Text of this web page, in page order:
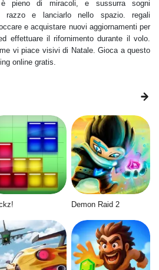
pieno di miracoli, e sussurra sogni
razzo e lanciarlo nello spazio. regali
e acquistare nuovi aggiornamenti per
effettuare il rifornimento durante il volo.
vi piace visivi di Natale. Gioca a questo
online gratis.
Demon Raid 2